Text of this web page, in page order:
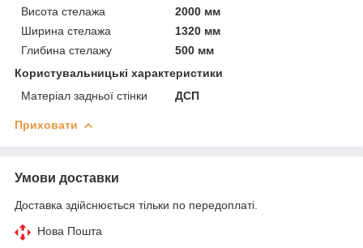
Висота стелажа
2000 мм
Ширина стелажа
1320 мм
Глибина стелажу
500 мм
Користувальницькі характеристики
Матеріал задньої стінки
ДСП
Приховати
Умови доставки
Доставка здійснюється тільки по передоплаті.
Нова Пошта